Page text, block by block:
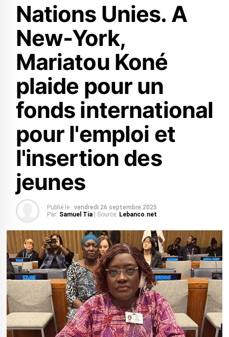
Nations Unies. A
New-York,
Mariatou Koné
plaide pour un
fonds international
pour l'emploi et
l'insertion des
jeunes
Publié le : vendredi 26 septembre 2025
Par: Samuel Tia | Source: Lebanco.net